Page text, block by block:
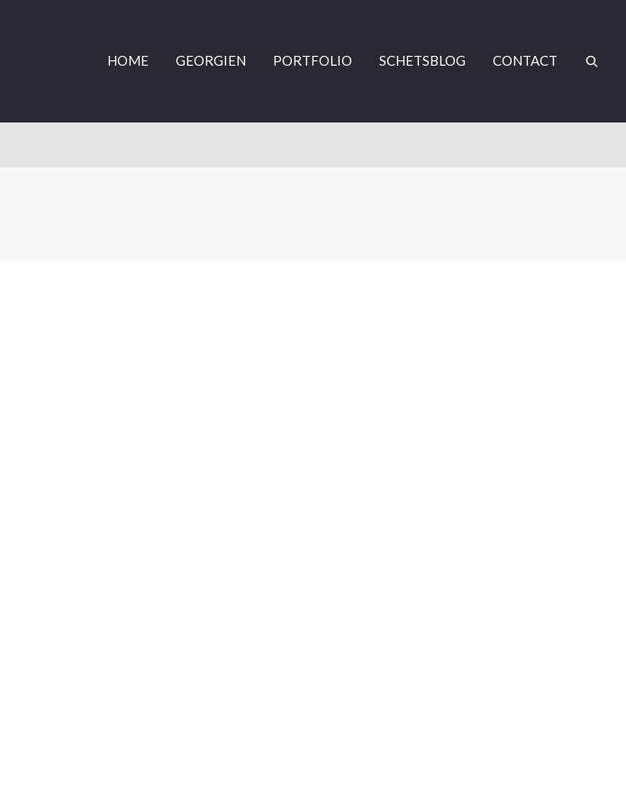
HOME GEORGIEN PORTFOLIO SCHETSBLOG CONTACT